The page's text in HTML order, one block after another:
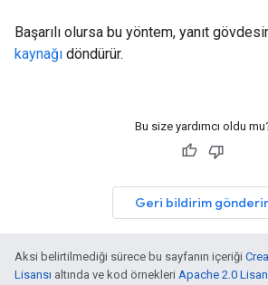
Başarılı olursa bu yöntem, yanıt
kaynağı döndürür.
Bu size yardımcı oldu
Geri bildirim
Aksi belirtilmediği sürece bu sayfanın içeriği
Lisansı altında ve kod örnekleri Apache 2.0